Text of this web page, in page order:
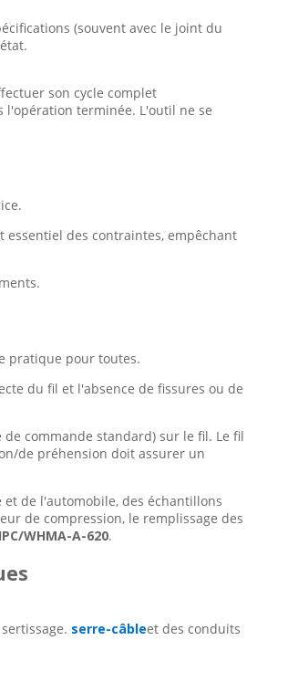
(souvent avec le joint du
son cycle complet
terminée. L'outil ne se
essentiel des contraintes, empêchant
pratique pour toutes.
du fil et l'absence de fissures ou de
commande standard) sur le fil. Le fil
de préhension doit assurer un
de l'automobile, des échantillons
de compression, le remplissage des
IPC/WHMA-A-620.
serre-câbleet des conduits